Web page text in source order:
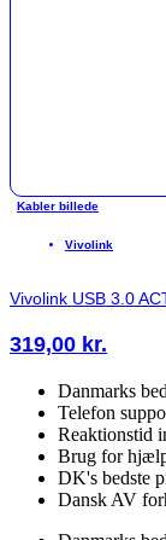
Kabler billede
Vivolink
Vivolink USB 3.0
319,00 kr.
Danmarks
Telefon
Reaktionstid
Brug for
DK's bedste
Dansk AV